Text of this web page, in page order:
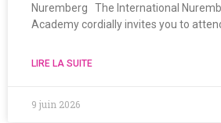
Nuremberg The International
Academy cordially invites you to
LIRE LA SUITE
9 juin 2026